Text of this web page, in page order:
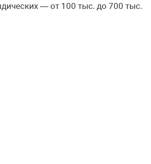
— от 100 тыс. до 700 тыс.